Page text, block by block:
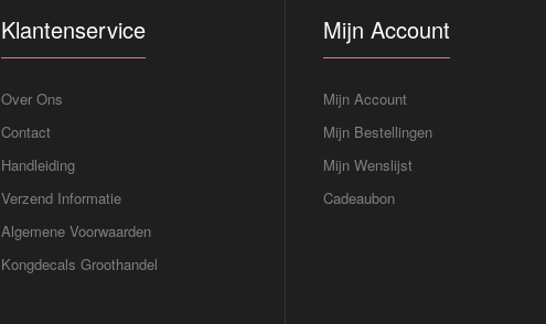
Klantenservice
Over Ons
Contact
Handleiding
Verzend Informatie
Algemene Voorwaarden
Kongdecals Groothandel
Mijn Account
Mijn Account
Mijn Bestellingen
Mijn Wenslijst
Cadeaubon